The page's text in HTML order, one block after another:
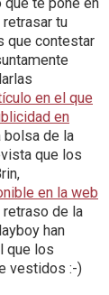
tu
que contestar
en el que
en
de la
que los
en la web
retraso de la
han
que los
vestidos :-)